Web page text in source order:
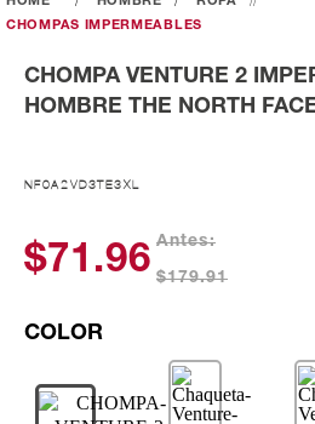
CHOMPAS IMPERMEABLES
CHOMPA VENTURE 2
HOMBRE THE NORTH
NF0A2VD3TE3XL
$71.96
Antes:
$179.91